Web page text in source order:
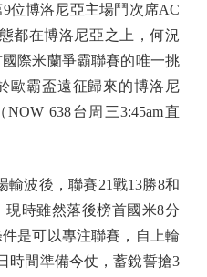
博洛尼亞主場鬥次席AC
都在博洛尼亞之上，何況
際米蘭爭霸聯賽的唯一挑
歐霸盃遠征歸來的博洛尼
638台周三3:45am直
波後，聯賽21戰13勝8和
時雖然落後榜首國米8分
是可以專注聯賽，自上輪
時間準備今仗，蓄銳誓搶3